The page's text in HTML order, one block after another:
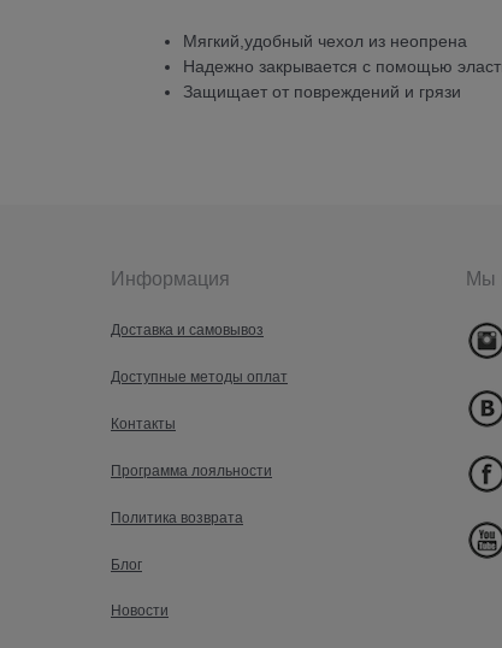
Мягкий,удобный чехол из неопрена
Надежно закрывается с помощью
Защищает от повреждений и грязи
Информация
Доставка и самовывоз
Доступные методы оплат
Контакты
Программа лояльности
Политика возврата
Блог
Новости
Мы